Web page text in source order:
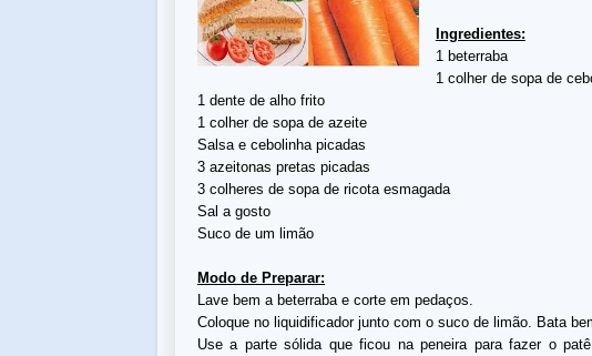
Ingredientes:
1 beterraba
1 colher de sopa de
1 dente de alho frito
1 colher de sopa de azeite
Salsa e cebolinha picadas
3 azeitonas pretas picadas
3 colheres de sopa de ricota esmagada
Sal a gosto
Suco de um limão
Modo de Preparar:
Lave bem a beterraba e corte em pedaços.
Coloque no liquidificador junto com o suco de limão. Bata
Use a parte sólida que ficou na peneira para fazer o